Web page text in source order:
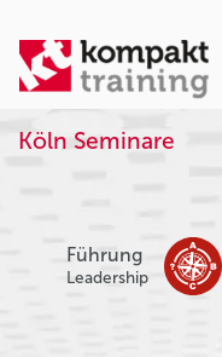
Köln Seminare
Führung
Leadership